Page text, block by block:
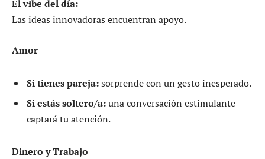
El vibe del día:
Las ideas innovadoras encuentran apoyo.
Amor
Si tienes pareja:sorprende con un gesto inesperado.
Si estás soltero/a:una conversación estimulante
captará tu atención.
Dinero y Trabajo